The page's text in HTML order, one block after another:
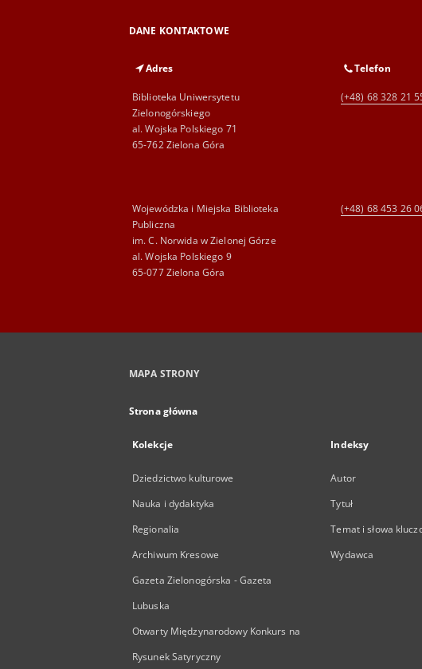
DANE KONTAKTOWE
Adres
Biblioteka Uniwersytetu
Zielonogórskiego
al. Wojska Polskiego 71
65-762 Zielona Góra
Telefon
(+48) 68 328 21
Wojewódzka i Miejska Biblioteka
Publiczna
im. C. Norwida w Zielonej Górze
al. Wojska Polskiego 9
65-077 Zielona Góra
(+48) 68 453 26
MAPA STRONY
Strona główna
Kolekcje
Dziedzictwo kulturowe
Nauka i dydaktyka
Regionalia
Archiwum Kresowe
Gazeta Zielonogórska - Gazeta
Lubuska
Otwarty Międzynarodowy Konkurs na
Rysunek Satyryczny
Indeksy
Autor
Tytuł
Temat i słowa
Wydawca